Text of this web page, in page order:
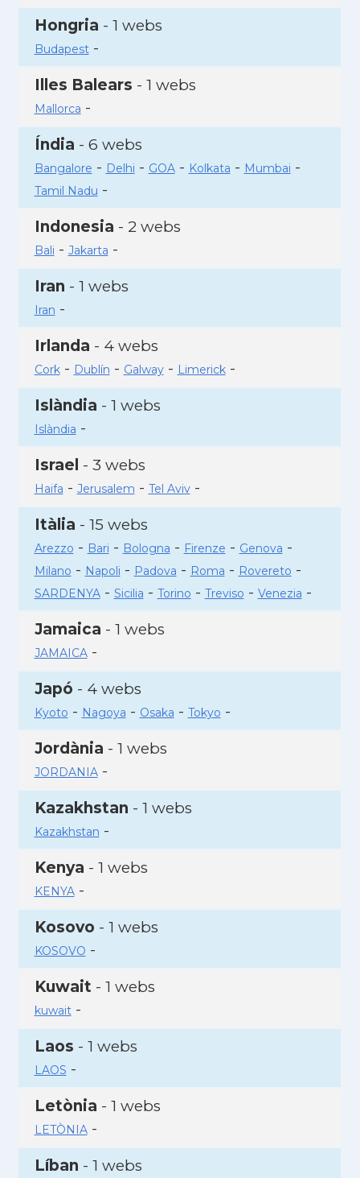
Hongria - 1 webs
Budapest-
Illes Balears - 1 webs
Mallorca -
Índia - 6 webs
Bangalore - Delhi - GOA- Kolkata - Mumbai -
Tamil Nadu -
Indonesia - 2 webs
Bali - Jakarta -
Iran - 1 webs
Iran -
Irlanda - 4 webs
Cork- Dublín - Galway- Limerick-
Islàndia - 1 webs
Islàndia -
Israel - 3 webs
Haifa - Jerusalem - Tel Aviv-
Itàlia - 15 webs
Arezzo - Bari - Bologna - Firenze - Genova -
Milano - Napoli - Padova - Roma - Rovereto -
SARDENYA- Sicilia - Torino - Treviso - Venezia -
Jamaica - 1 webs
JAMAICA-
Japó - 4 webs
Kyoto - Nagoya - Osaka - Tokyo -
Jordània - 1 webs
JORDANIA-
Kazakhstan - 1 webs
Kazakhstan -
Kenya - 1 webs
KENYA-
Kosovo - 1 webs
KOSOVO -
Kuwait - 1 webs
kuwait-
Laos - 1 webs
LAOS -
Letònia - 1 webs
LETÒNIA-
Líban - 1 webs